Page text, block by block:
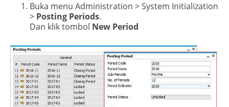
Buka menu Administration > System Initialization
> Posting Periods.
Dan klik tombol New Period